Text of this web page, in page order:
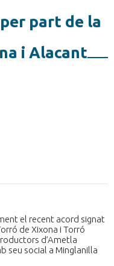
part de la
i Alacant
el recent acord signat
de Xixona i Torró
d’Ametla
seu social a Minglanilla